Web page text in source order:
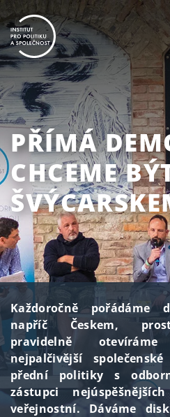
PŘÍMÁ
CHCEME
Každoročně pořádáme
napříč Českem,
pravidelně
nejpalčivější
přední politiky s
zástupci
veřejnostní. Dáváme